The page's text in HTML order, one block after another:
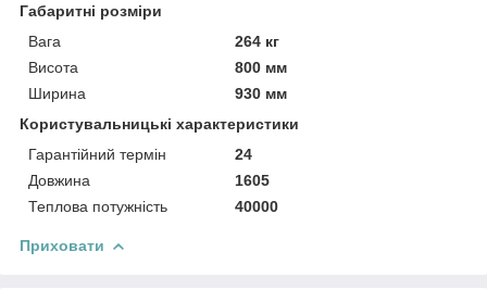
Габаритні розміри
Вага
264 кг
Висота
800 мм
Ширина
930 мм
Користувальницькі характеристики
Гарантійний термін
24
Довжина
1605
Теплова потужність
40000
Приховати